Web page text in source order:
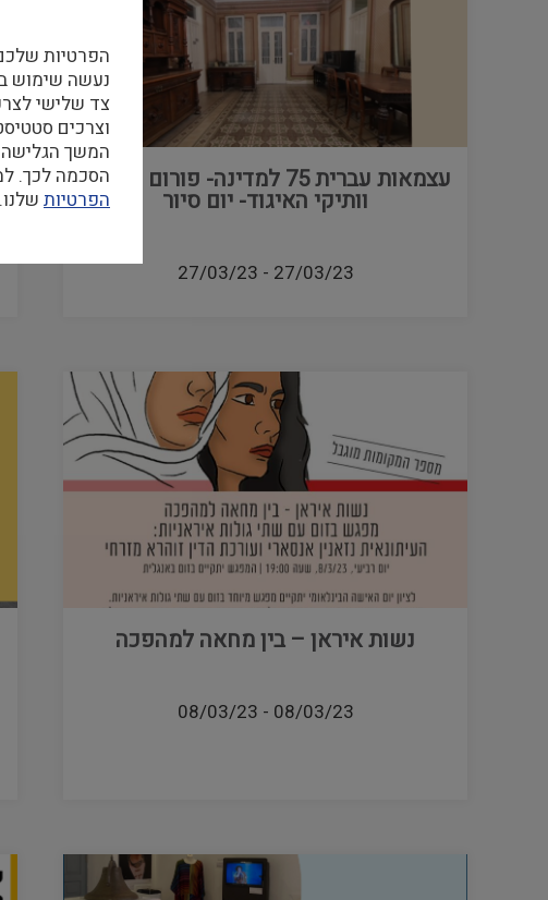
עצמאות עברית 75 למדינה- פורום ותיקות
וותיקי האיגוד- יום סיור
27/03/23
-
27/03/23
נשות איראן – בין מחאה למהפכה
08/03/23
-
08/03/23
הפרטיות
צד שלישי
וצרכים
המשך הגלישה
הסכמה לכך.
הפרטיות שלנו.